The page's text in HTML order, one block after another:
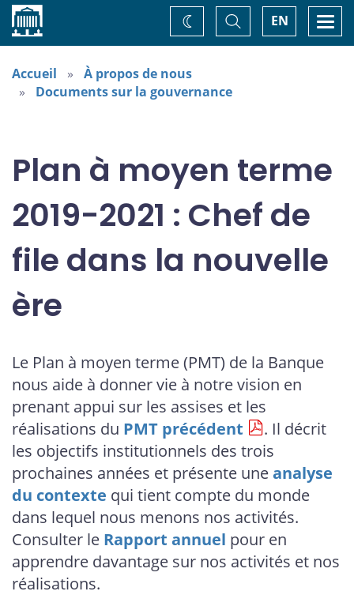
Accueil EN
Basculer
la
recherche
Changez
de
Accueil
À propos de nous
Documents sur la gouvernance
Plan à moyen terme
2019-2021 : Chef de
file dans la nouvelle
ère
Le Plan à moyen terme (PMT) de la Banque
nous aide à donner vie à notre vision en
prenant appui sur les assises et les
réalisations du PMT précédent
. Il décrit
les objectifs institutionnels des trois
prochaines années et présente uneanalyse
du contexte qui tient compte du monde
dans lequel nous menons nos activités.
Consulter le Rapport annuel pour en
apprendre davantage sur nos activités et nos
réalisations.